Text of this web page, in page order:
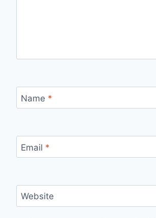
Name *
Email *
Website